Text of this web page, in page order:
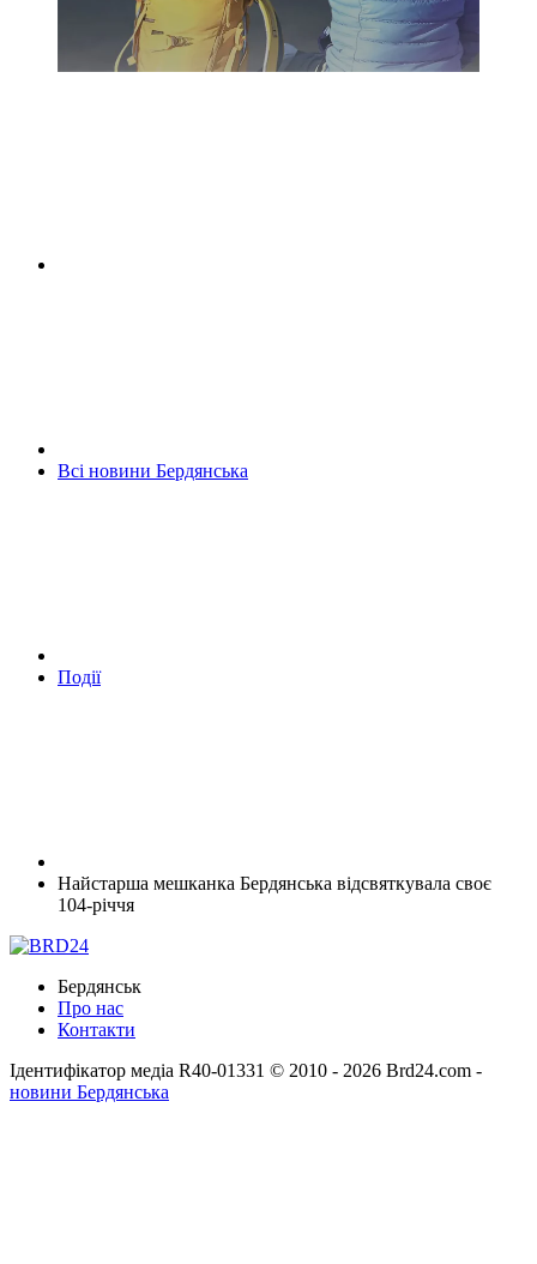
Всі новини Бердянська
Події
Найстарша мешканка Бердянська відсвяткувала своє
104-річчя
Бердянськ
Про нас
Контакти
Ідентифікатор медіа R40-01331 © 2010 - 2026 Brd24.com -
новини Бердянська